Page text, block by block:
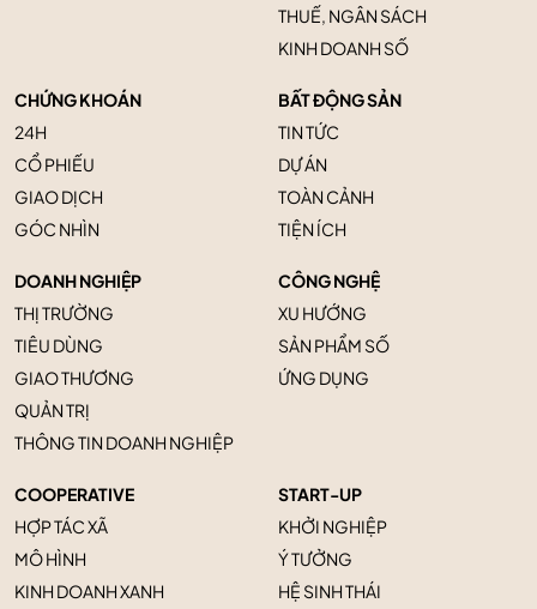
THUẾ, NGÂN SÁCH
KINH DOANH SỐ
CHỨNG KHOÁN
24H
CỔ PHIẾU
GIAO DỊCH
GÓC NHÌN
BẤT ĐỘNG SẢN
TIN TỨC
DỰ ÁN
TOÀN CẢNH
TIỆN ÍCH
DOANH NGHIỆP
THỊ TRƯỜNG
TIÊU DÙNG
GIAO THƯƠNG
QUẢN TRỊ
THÔNG TIN DOANH NGHIỆP
CÔNG NGHỆ
XU HƯỚNG
SẢN PHẨM SỐ
ỨNG DỤNG
COOPERATIVE
HỢP TÁC XÃ
MÔ HÌNH
KINH DOANH XANH
START-UP
KHỞI NGHIỆP
Ý TƯỞNG
HỆ SINH THÁI